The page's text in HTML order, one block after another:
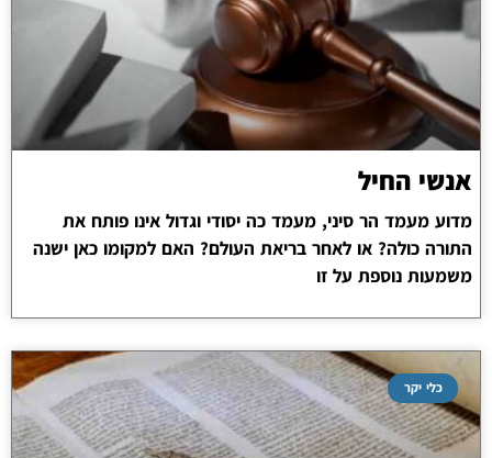
אנשי החיל
מדוע מעמד הר סיני, מעמד כה יסודי וגדול אינו פותח את
התורה כולה? או לאחר בריאת העולם? האם למקומו כאן ישנה
משמעות נוספת על זו
כלי יקר